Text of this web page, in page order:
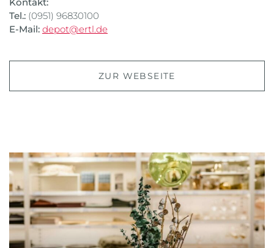
Tel.: (0951) 96830100
E-Mail: depot@ertl.de
ZUR WEBSEITE